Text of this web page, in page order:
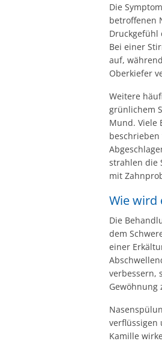
Die
betroffenen
Druckgefühl
Bei einer
auf,
Oberkiefer
Weitere
grünlichem
Mund. Viele
strahlen die
mit
Wie wird
Die
dem
einer
verbessern,
Gewöhnung
verflüssigen
Kamille